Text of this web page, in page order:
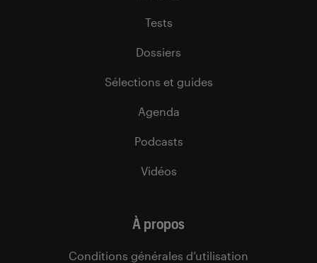
Tests
Dossiers
Sélections et guides
Agenda
Podcasts
Vidéos
À propos
Conditions générales d’utilisation